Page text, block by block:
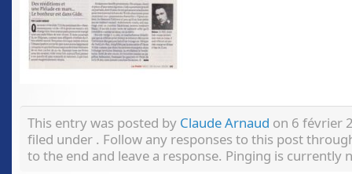
This entry was posted by Claude Arnaud on 6 février
filed under . Follow any responses to this post
to the end and leave a response. Pinging is currently